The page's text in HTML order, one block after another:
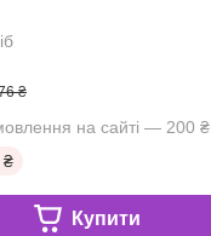
₴
на сайті — 200 ₴
₴
Купити